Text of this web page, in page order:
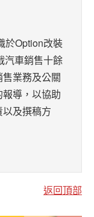
於Option改裝
汽車銷售十餘
業務及公關
導，以協助
及撰稿方
返回頂部